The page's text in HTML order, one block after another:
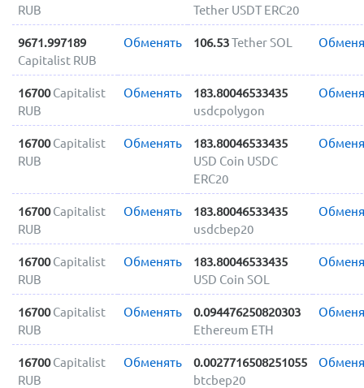
RUB
Tether USDT ERC20
9671.997189
Capitalist RUB
Обменять 106.53Tether SOL
16700 Capitalist
RUB
Обменять
183.80046533435
usdcpolygon
16700 Capitalist
RUB
Обменять
183.80046533435
USD Coin USDC
ERC20
16700 Capitalist
RUB
Обменять
183.80046533435
usdcbep20
16700 Capitalist
RUB
Обменять
183.80046533435
USD Coin SOL
16700 Capitalist
RUB
Обменять
0.094476250820303
Ethereum ETH
16700 Capitalist
RUB
Обменять
0.0027716508251055
btcbep20